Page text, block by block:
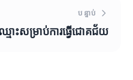
បន្ទាប់
ោះសម្រាប់ការធ្វើជោគជ័យ